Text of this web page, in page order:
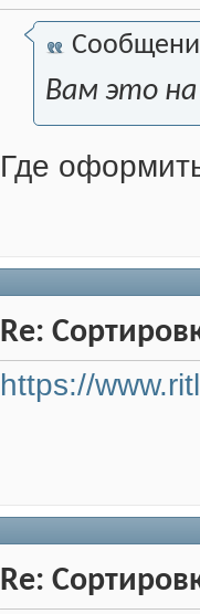
Вам это
Где
Re:
https://
Re: